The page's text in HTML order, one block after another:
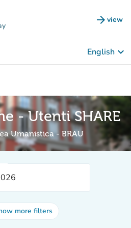
arrow_forward view
(new
English keyboard_arrow_down
- Utenti SHARE
Umanistica - BRAU
more filters